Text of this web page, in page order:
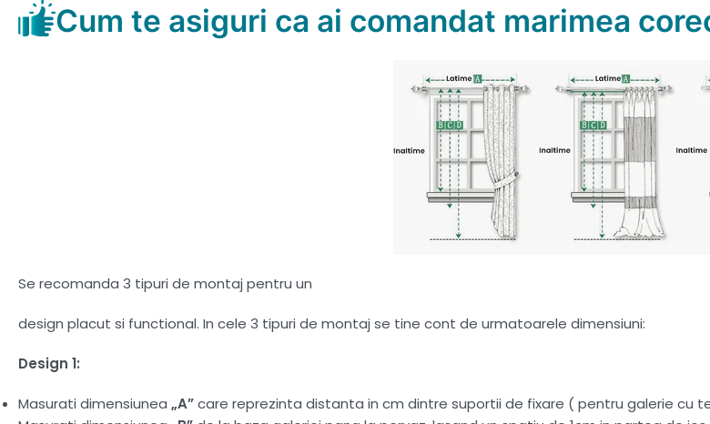
Cum te asiguri ca ai comandat marimea
Se recomanda 3 tipuri de montaj pentru un
design placut si functional. In cele 3 tipuri de montaj se tine cont de urmatoarele dimensiuni:
Design 1:
Masurati dimensiunea „A”care reprezinta distanta in cm dintre suportii de fixare ( pentru galerie cu